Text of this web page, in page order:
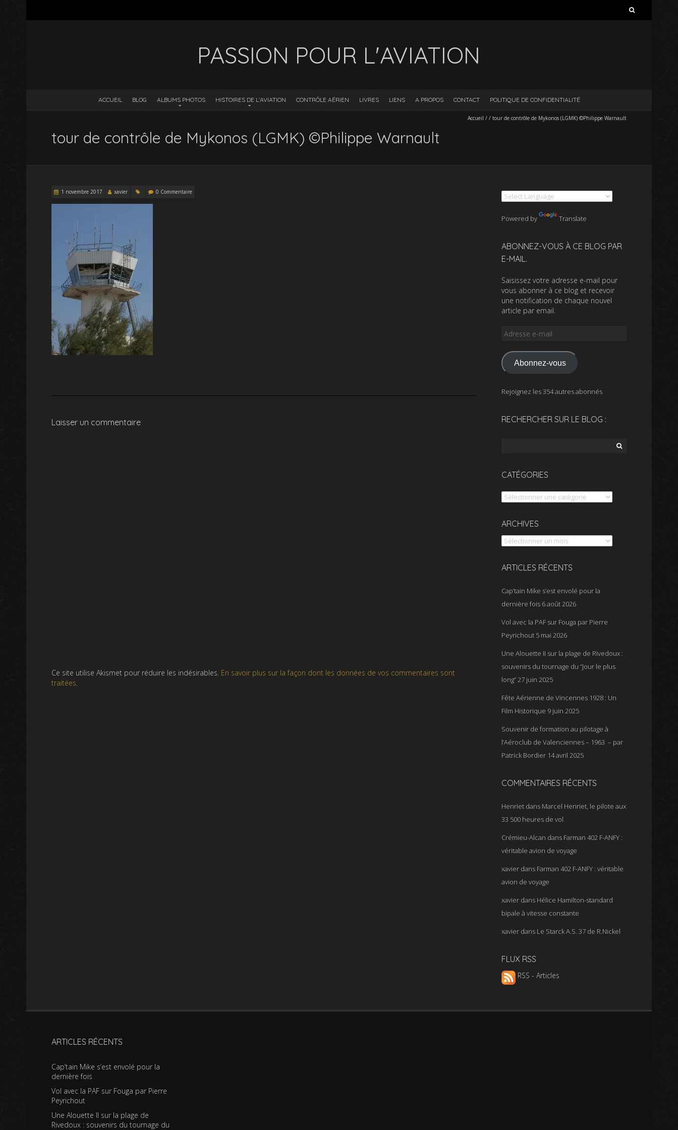
PASSION POUR L'AVIATION
ACCUEIL BLOG ALBUMS PHOTOS HISTOIRES DE L’AVIATION CONTRÔLE AÉRIEN LIVRES LIENS A PROPOS CONTACT POLITIQUE DE CONFIDENTIALITÉ
Accueil //tour de contrôle de Mykonos (LGMK) ©Philippe Warnault
tour de contrôle de Mykonos (LGMK) ©Philippe Warnault
1 novembre 2017 xavier 0 Commentaire
Laisser un commentaire
Ce site utilise Akismet pour réduire les indésirables. En savoir plus sur la façon dont les données de vos commentaires sont
traitées.
Powered by Translate
ABONNEZ-VOUS À CE BLOG PAR
E-MAIL.
Saisissez votre adresse e-mail pour
vous abonner à ce blog et recevoir
une notification de chaque nouvel
article par email.
Adresse
mail
Abonnez-vous
Rejoignez les 354 autres abonnés
RECHERCHER SUR LE BLOG :
CATÉGORIES
Catégories
ARCHIVES
Archives
ARTICLES RÉCENTS
Cap’tain Mike s’est envolé pour la
dernière fois 6 août 2026
Vol avec la PAF sur Fouga par Pierre
Peyrichout 5 mai 2026
Une Alouette II sur la plage de Rivedoux :
souvenirs du tournage du “Jour le plus
long”27 juin 2025
Fête Aérienne de Vincennes 1928 : Un
Film Historique 9 juin 2025
Souvenir de formation au pilotage à
l’Aéroclub de Valenciennes – 1963 – par
Patrick Bordier 14 avril 2025
COMMENTAIRES RÉCENTS
Henriet dans Marcel Henriet, le pilote aux
33 500 heures de vol
Crémieu-Alcan dans Farman 402 F-ANFY :
véritable avion de voyage
xavier dans Farman 402 F-ANFY : véritable
avion de voyage
xavier dans Hélice Hamilton-standard
bipale à vitesse constante
xavier dans Le Starck A.S. 37 de R.Nickel
FLUX RSS
RSS - Articles
ARTICLES RÉCENTS
Cap’tain Mike s’est envolé pour la
dernière fois
Vol avec la PAF sur Fouga par Pierre
Peyrichout
Une Alouette II sur la plage de
Rivedoux : souvenirs du tournage du